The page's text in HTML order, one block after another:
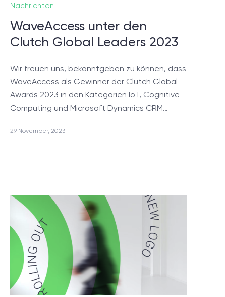
Nachrichten
WaveAccess unter den
Clutch Global Leaders 2023
Wir freuen uns, bekanntgeben zu können, dass
WaveAccess als Gewinner der Clutch Global
Awards 2023 in den Kategorien IoT, Cognitive
Computing und Microsoft Dynamics CRM…
29 November, 2023
Relationship Charts
TECHONOLOGIEN
KARRIERE